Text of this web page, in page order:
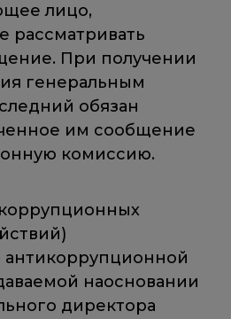
лицо,
рассматривать
При получении
генеральным
обязан
им сообщение
комиссию.
антикоррупционной
наосновании
директора